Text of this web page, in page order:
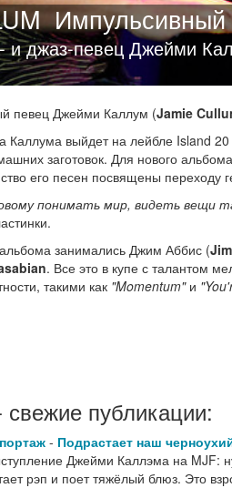
и джаз-певец Джейми
певец Джейми Каллум (Jamie
Каллума выйдет на лейбле Island
заготовок. Для нового альбома
его песен посвящены переходу
понимать мир, видеть вещи
занимались Джим Аббис (
. Все это в купе с талантом
такими как "Momentum"и
свежие публикации:
- Подрастает наш
Джейми Каллэма на MJF:
рэп и поет тяжёлый блюз. Это